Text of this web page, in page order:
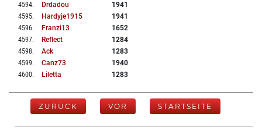
4594. Drdadou
1941
4595. Hardyje1915
1941
4596. Franzi13
1652
4597. Reflect
1284
4598. Ack
1283
4599. Canz73
1940
4600. Liletta 1283
ZURÜCK VOR STARTSEITE